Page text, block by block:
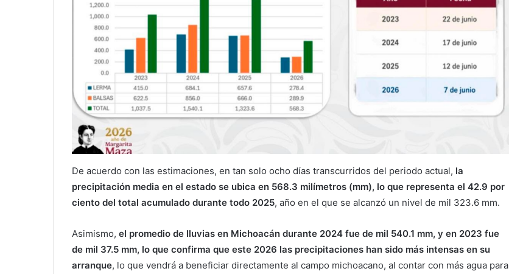
De acuerdo con las estimaciones, en tan solo ocho días transcurridos del periodo actual, la
precipitación media en el estado se ubica en 568.3 milímetros (mm), lo que representa el 42.9 por
ciento del total acumulado durante todo 2025, año en el que se alcanzó un nivel de mil 323.6 mm.
Asimismo, el promedio de lluvias en Michoacán durante 2024 fue de mil 540.1 mm, y en 2023 fue
de mil 37.5 mm, lo que confirma que este 2026 las precipitaciones han sido más intensas en su
arranque, lo que vendrá a beneficiar directamente al campo michoacano, al contar con más agua para